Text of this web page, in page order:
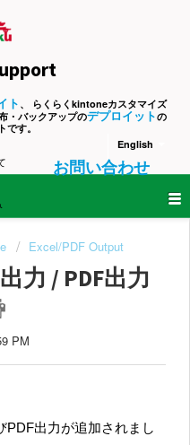
ト 、 らくらくkintoneカスタマイズ
・バックアップのデプロイットの
です。
English
お問い合わせ
Excel/PDF Output
力 / PDF出力
PM
PDF出力が追加されまし